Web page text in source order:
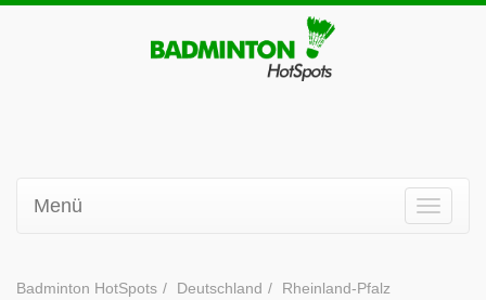
Menü
Badminton HotSpots Deutschland
Rheinland-Pfalz